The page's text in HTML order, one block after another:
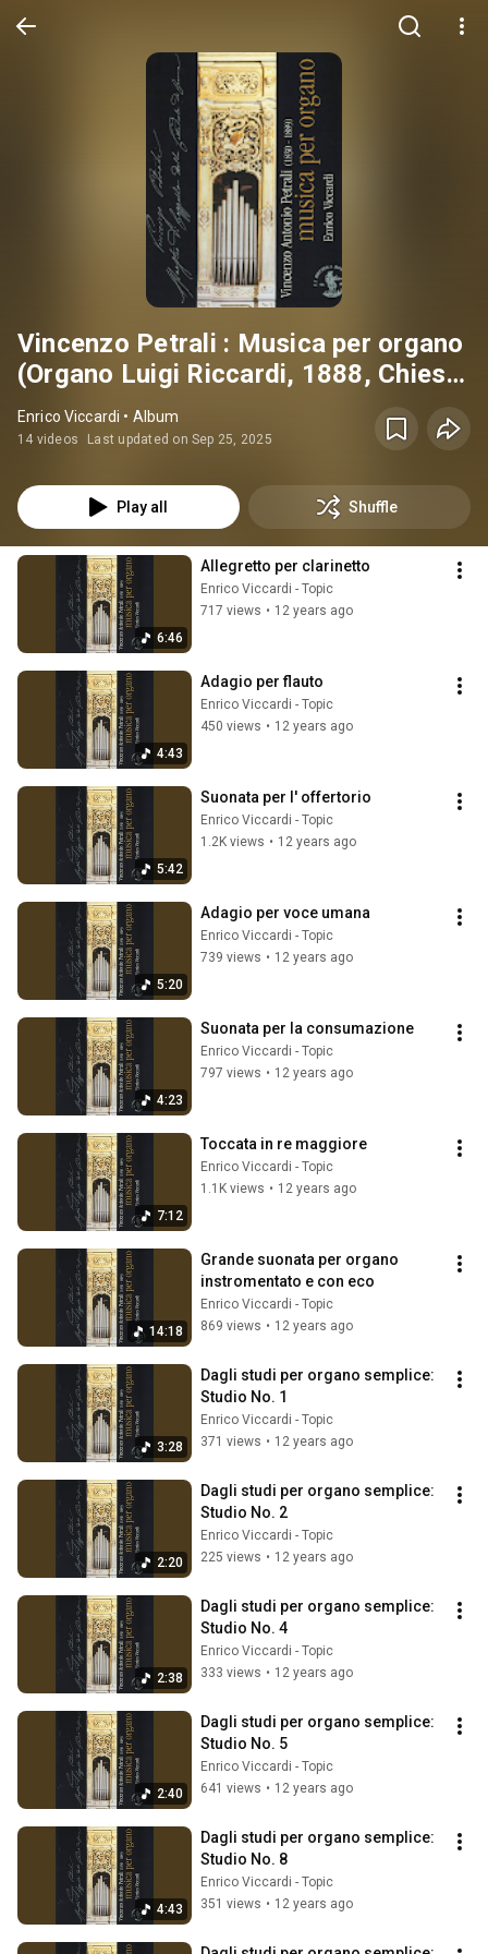
Vincenzo Petrali : Musica per organo
(Organo Luigi Riccardi, 1888, Chiesa
SS. Bartolomeo e Martino,
Casalpusterlengo, Lodi, Italy)
Enrico Viccardi • Album
14 videos Last updated on Sep 25, 2025
Play all Shuffle
6:46
Allegretto per clarinetto
Enrico Viccardi - Topic
717 views • 12 years ago
4:43
Adagio per flauto
Enrico Viccardi - Topic
450 views • 12 years ago
5:42
Suonata per l' offertorio
Enrico Viccardi - Topic
1.2K views • 12 years ago
5:20
Adagio per voce umana
Enrico Viccardi - Topic
739 views • 12 years ago
4:23
Suonata per la consumazione
Enrico Viccardi - Topic
797 views • 12 years ago
7:12
Toccata in re maggiore
Enrico Viccardi - Topic
1.1K views • 12 years ago
14:18
Grande suonata per organo
instromentato e con eco
Enrico Viccardi - Topic
869 views • 12 years ago
3:28
Dagli studi per organo semplice:
Studio No. 1
Enrico Viccardi - Topic
371 views • 12 years ago
2:20
Dagli studi per organo semplice:
Studio No. 2
Enrico Viccardi - Topic
225 views • 12 years ago
2:38
Dagli studi per organo semplice:
Studio No. 4
Enrico Viccardi - Topic
333 views • 12 years ago
2:40
Dagli studi per organo semplice:
Studio No. 5
Enrico Viccardi - Topic
641 views • 12 years ago
4:43
Dagli studi per organo semplice:
Studio No. 8
Enrico Viccardi - Topic
351 views • 12 years ago